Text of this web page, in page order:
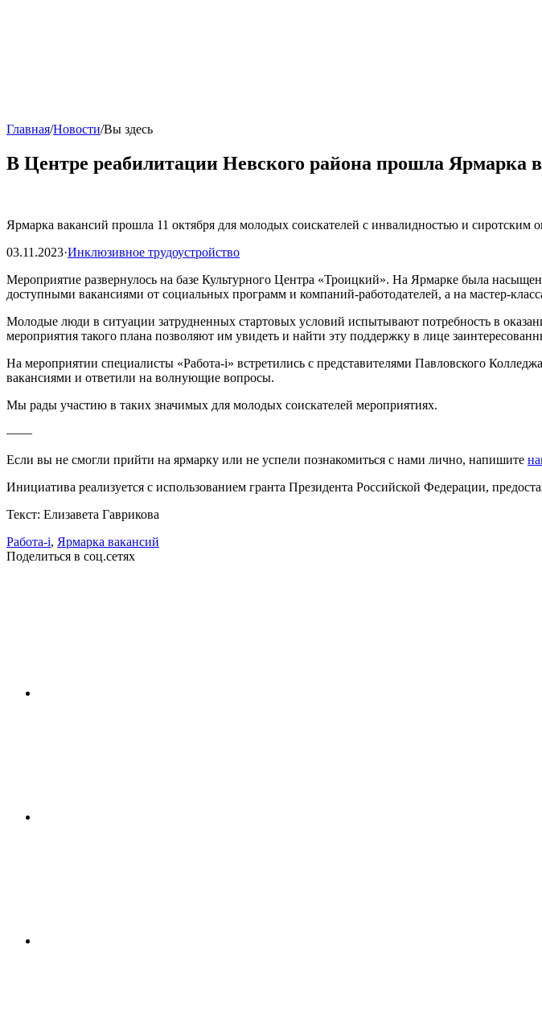
Главная/Новости/Вы здесь
В Центре реабилитации Невского района прошла Ярмарка
Ярмарка вакансий прошла 11 октября для молодых соискателей с инвалидностью и сиротским
03.11.2023·Инклюзивное трудоустройство
Мероприятие развернулось на базе Культурного Центра «Троицкий». На Ярмарке была
доступными вакансиями от социальных программ и компаний-работодателей, а на мастер-
Молодые люди в ситуации затрудненных стартовых условий испытывают потребность в
мероприятия такого плана позволяют им увидеть и найти эту поддержку в лице
На мероприятии специалисты «Работа-i» встретились с представителями Павловского
вакансиями и ответили на волнующие вопросы.
Мы рады участию в таких значимых для молодых соискателей мероприятиях.
——
Если вы не смогли прийти на ярмарку или не успели познакомиться с нами лично, напишите
Инициатива реализуется с использованием гранта Президента Российской Федерации,
Текст: Елизавета Гаврикова
Работа-i, Ярмарка вакансий
Поделиться в соц.сетях